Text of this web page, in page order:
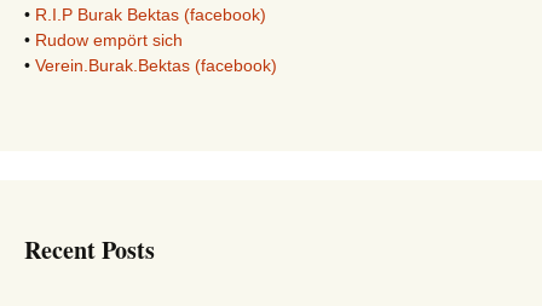
• R.I.P Burak Bektas (facebook)
• Rudow empört sich
• Verein.Burak.Bektas (facebook)
Recent Posts